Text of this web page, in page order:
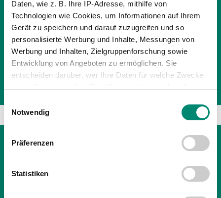
Daten, wie z. B. Ihre IP-Adresse, mithilfe von
Technologien wie Cookies, um Informationen auf Ihrem
Gerät zu speichern und darauf zuzugreifen und so
personalisierte Werbung und Inhalte, Messungen von
Werbung und Inhalten, Zielgruppenforschung sowie
Entwicklung von Angeboten zu ermöglichen. Sie
entscheiden darüber, wer Ihre Daten für welche Zwecke
Trigger Symbol ändern oder widerrufen
Erfahren Sie mehr darüber, wie Ihre persönlichen Daten
verarbeitet werden, und legen Sie Ihre Präferenzen im
Wir verwenden Cookies, um Inhalte und Anzeigen zu
Notwendig
Präferenzen
Statistiken
26.12.2018| PROFIS
RÜCKBLICK – DAS JAHR 2018 IN 12
BILDERN